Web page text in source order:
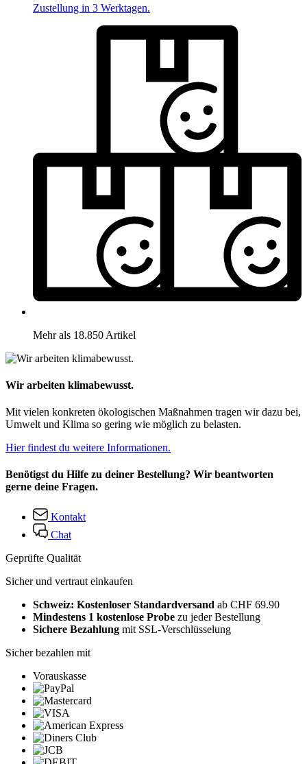
Zustellung in 3 Werktagen.
Mehr als 18.850 Artikel
Wir arbeiten klimabewusst.
Mit vielen konkreten ökologischen Maßnahmen tragen wir dazu bei,
Umwelt und Klima so gering wie möglich zu belasten.
Hier findest du weitere Informationen.
Benötigst du Hilfe zu deiner Bestellung? Wir beantworten
gerne deine Fragen.
Kontakt
Chat
Geprüfte Qualität
Sicher und vertraut einkaufen
Schweiz: Kostenloser Standardversand ab CHF 69.90
Mindestens 1 kostenlose Probe zu jeder Bestellung
Sichere Bezahlung mit SSL-Verschlüsselung
Sicher bezahlen mit
Vorauskasse